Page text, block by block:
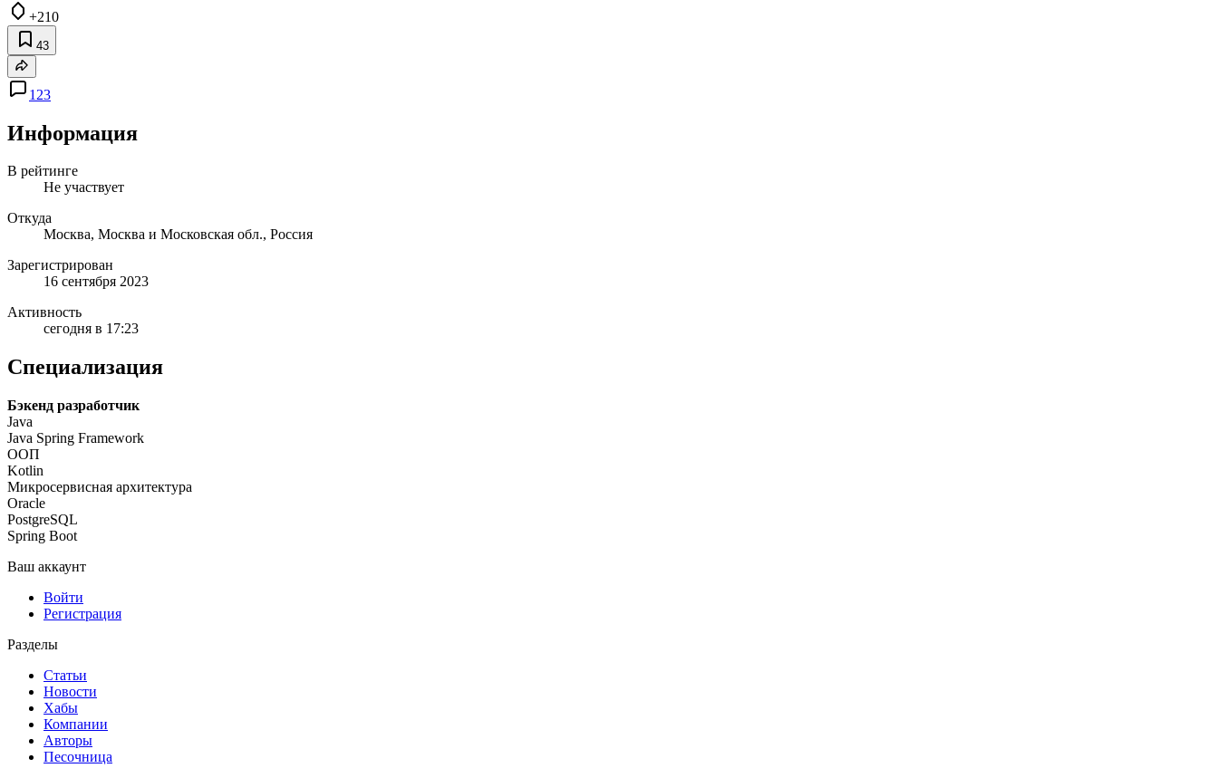
+210
43
123
Информация
В рейтинге
Не участвует
Откуда
Москва, Москва и Московская обл., Россия
Зарегистрирован
16 сентября 2023
Активность
сегодня в 17:23
Специализация
Бэкенд разработчик
Java
Java Spring Framework
ООП
Kotlin
Микросервисная архитектура
Oracle
PostgreSQL
Spring Boot
Ваш аккаунт
Войти
Регистрация
Разделы
Статьи
Новости
Хабы
Компании
Авторы
Песочница